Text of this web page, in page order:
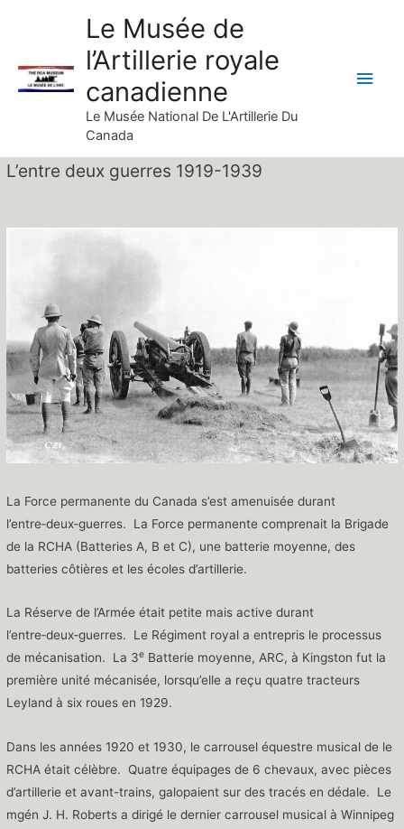
Le Musée de
l’Artillerie royale
canadienne
Le Musée National De L'Artillerie Du
Canada
Main
L’entre deux guerres 1919-1939
La Force permanente du Canada s’est amenuisée durant
l’entre‑deux‑guerres. La Force permanente comprenait la Brigade
de la RCHA (Batteries A, B et C), une batterie moyenne, des
batteries côtières et les écoles d’artillerie.
La Réserve de l’Armée était petite mais active durant
l’entre‑deux‑guerres. Le Régiment royal a entrepris le processus
de mécanisation. La 3e Batterie moyenne, ARC, à Kingston fut la
première unité mécanisée, lorsqu’elle a reçu quatre tracteurs
Leyland à six roues en 1929.
Dans les années 1920 et 1930, le carrousel équestre musical de le
RCHA était célèbre. Quatre équipages de 6 chevaux, avec pièces
d’artillerie et avant-trains, galopaient sur des tracés en dédale. Le
mgén J. H. Roberts a dirigé le dernier carrousel musical à Winnipeg